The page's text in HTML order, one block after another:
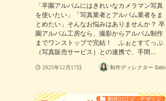
「卒園アルバムにはきれいなカメラマン写真
を使いたい」「写真業者とアルバム業者をま
とめたい」そんなお悩みはありませんか？ 卒
園アルバム工房なら、撮影からアルバム制作
までワンストップで完結！ ふぉとすてっぷ
（写真販売サービス）との連携で、手間...
2025年12月17日 制作ディレクター Sato
制作のコツ・デザイン